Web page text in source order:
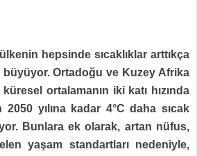
hepsinde sıcaklıklar arttıkça
büyüyor. Ortadoğu ve Kuzey Afrika
ortalamanın iki katı hızında
2050 yılına kadar 4°C daha sıcak
Bunlara ek olarak, artan nüfus,
yaşam standartları nedeniyle,